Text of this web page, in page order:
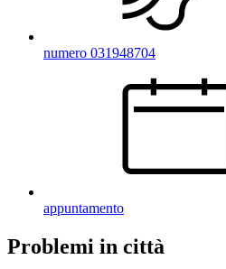
numero 031948704
appuntamento
Problemi in città